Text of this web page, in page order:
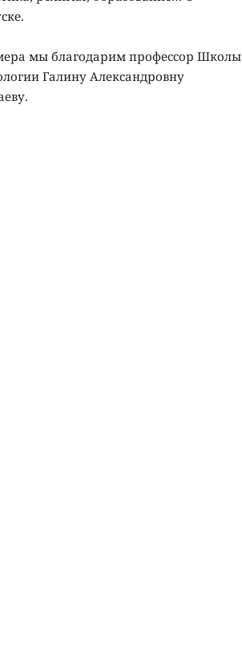
мы благодарим профессор Школы
Галину Александровну